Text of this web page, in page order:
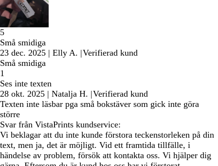
5
Små smidiga
23 dec. 2025 | Elly A. |Verifierad kund
Små smidiga
1
Ses inte texten
28 okt. 2025 | Natalja H. |Verifierad kund
Texten inte läsbar pga små bokstäver som gick inte göra
större
Svar från VistaPrints kundservice:
Vi beklagar att du inte kunde förstora teckenstorleken på din
text, men ja, det är möjligt. Vid ett framtida tillfälle, i
händelse av problem, försök att kontakta oss. Vi hjälper dig